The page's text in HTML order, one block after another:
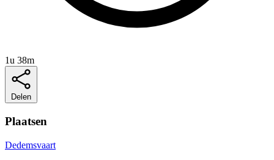
1u 38m
Delen
Plaatsen
Dedemsvaart